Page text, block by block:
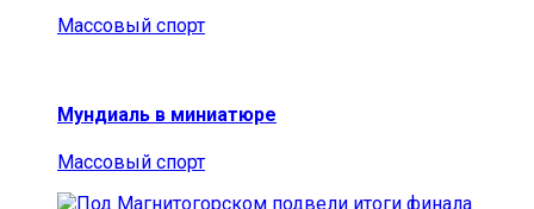
Массовый спорт
Мундиаль в миниатюре
Массовый спорт